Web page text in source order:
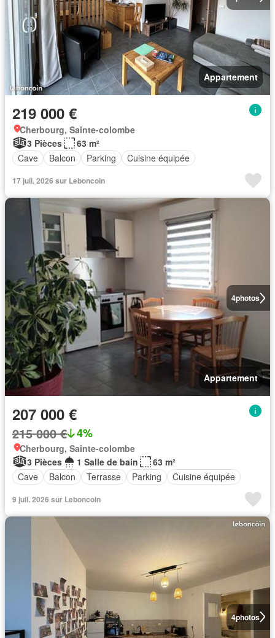
Appartement
219 000 €
Cherbourg, Sainte-colombe
3 Pièces
63 m²
Cave
Balcon Parking Cuisine équipée
17 juil. 2026 sur Leboncoin
4photos
Appartement
207 000 €
215 000 € 4%
Cherbourg, Sainte-colombe
3 Pièces
1 Salle de bain
63 m²
Cave
Balcon Terrasse Parking Cuisine équipée
9 juil. 2026 sur Leboncoin
4photos